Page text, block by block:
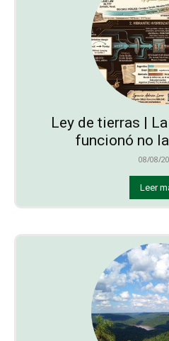
Ley de tierras |
funcionó no
08/08/
Leer